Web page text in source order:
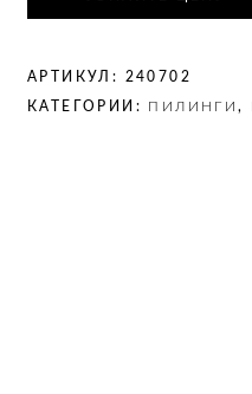
АРТИКУЛ: 240702
КАТЕГОРИИ: ПИЛИНГИ,